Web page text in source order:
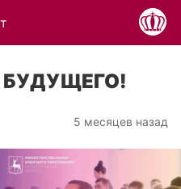
5 месяцев назад